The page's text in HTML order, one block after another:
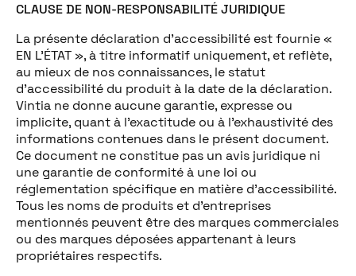
CLAUSE DE NON-RESPONSABILITÉ JURIDIQUE
La présente déclaration d’accessibilité est fournie «
EN L’ÉTAT », à titre informatif uniquement, et reflète,
au mieux de nos connaissances, le statut
d’accessibilité du produit à la date de la déclaration.
Vintia ne donne aucune garantie, expresse ou
implicite, quant à l’exactitude ou à l’exhaustivité des
informations contenues dans le présent document.
Ce document ne constitue pas un avis juridique ni
une garantie de conformité à une loi ou
réglementation spécifique en matière d’accessibilité.
Tous les noms de produits et d’entreprises
mentionnés peuvent être des marques commerciales
ou des marques déposées appartenant à leurs
propriétaires respectifs.